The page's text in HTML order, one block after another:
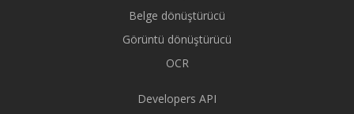
Belge dönüştürücü
Görüntü dönüştürücü
OCR
Developers API